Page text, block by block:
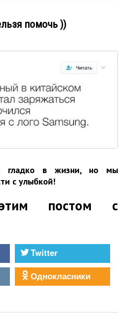
помочь ))
гладко в жизни, но мы
с улыбкой!
этим постом с
Twitter
Однокласники